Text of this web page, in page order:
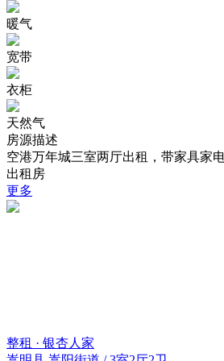
暖气
宽带
衣柜
天然气
房源描述
空港万年城三室两厅出租，带家具家
出租房
更多
整租 · 银杏人家